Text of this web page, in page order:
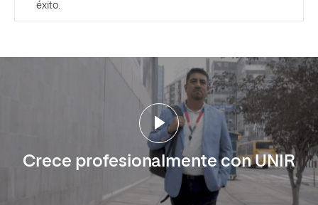
éxito.
Crece profesionalmente con UNIR